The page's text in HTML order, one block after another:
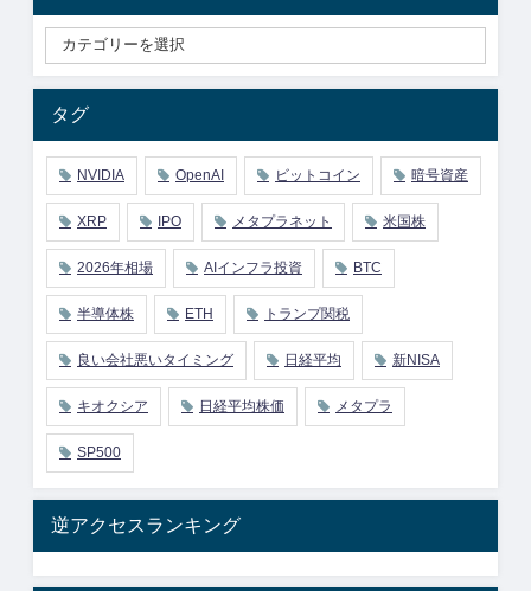
タグ
NVIDIA OpenAI ビットコイン 暗号資産
XRP IPO メタプラネット 米国株
2026年相場 AIインフラ投資 BTC
半導体株 ETH トランプ関税
良い会社悪いタイミング 日経平均 新NISA
キオクシア 日経平均株価 メタプラ
SP500
逆アクセスランキング